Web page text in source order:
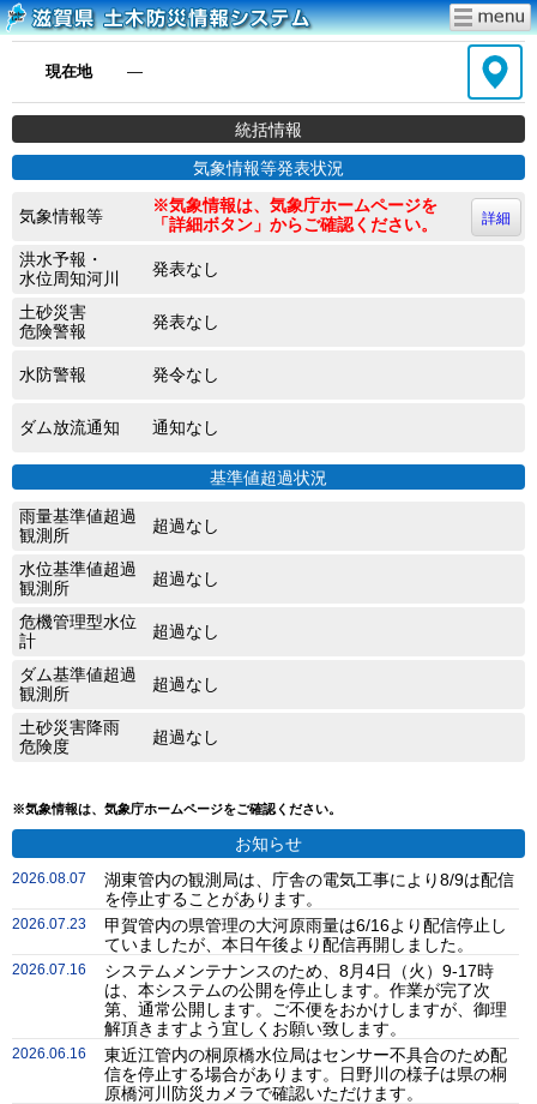
現在地 ―
統括情報
気象情報等発表状況
気象情報等
※気象情報は、気象庁ホームページを
「詳細ボタン」からご確認ください。
詳細
洪水予報・
水位周知河川
発表なし
土砂災害
危険警報
発表なし
水防警報 発令なし
ダム放流通知 通知なし
基準値超過状況
雨量基準値超過
観測所
超過なし
水位基準値超過
観測所
超過なし
危機管理型水位
計
超過なし
ダム基準値超過
観測所
超過なし
土砂災害降雨
危険度
超過なし
※気象情報は、気象庁ホームページをご確認ください。
お知らせ
2026.08.07
湖東管内の観測局は、庁舎の電気工事により8/9は配信
を停止することがあります。
2026.07.23
甲賀管内の県管理の大河原雨量は6/16より配信停止し
ていましたが、本日午後より配信再開しました。
2026.07.16
システムメンテナンスのため、8月4日（火）9-17時
は、本システムの公開を停止します。作業が完了次
第、通常公開します。ご不便をおかけしますが、御理
解頂きますよう宜しくお願い致します。
2026.06.16
東近江管内の桐原橋水位局はセンサー不具合のため配
信を停止する場合があります。日野川の様子は県の桐
原橋河川防災カメラで確認いただけます。